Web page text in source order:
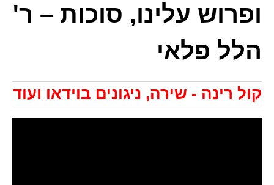
ופרוש עלינו, סוכות – ר'
הלל פלאי
קול רינה - שירה, ניגונים בוידאו ועוד